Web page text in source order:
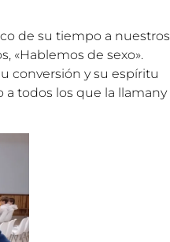
de su tiempo a nuestros
«Hablemos de sexo».
conversión y su espíritu
todos los que la llamany